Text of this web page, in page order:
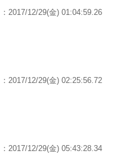
：2017/12/29(金) 01:04:59.26
：2017/12/29(金) 02:25:56.72
：2017/12/29(金) 05:43:28.34